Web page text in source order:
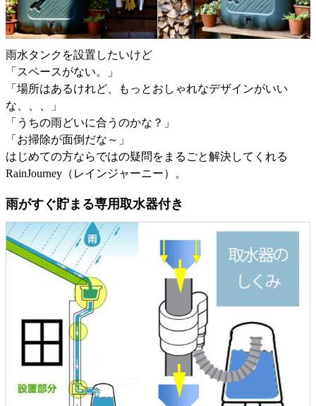
雨水タンクを設置したいけど
「スペースがない。」
「場所はあるけれど、もっとおしゃれなデザインがいい
な、、、」
「うちの雨どいに合うのかな？」
「お掃除が面倒だな～」
はじめての方ならではの疑問をまるごと解決してくれる
RainJourney（レインジャーニー）。
雨がすぐ貯まる専用取水器付き